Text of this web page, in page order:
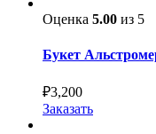
Оценка 5.00 из 5
Букет
₽3,200
Заказать